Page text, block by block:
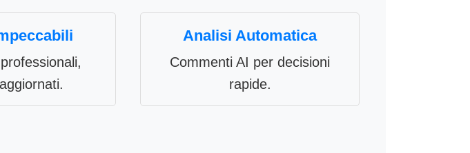
Analisi Automatica
Commenti AI per decisioni
rapide.